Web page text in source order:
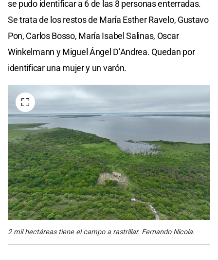
se pudo identificar a 6 de las 8 personas enterradas.
Se trata de los restos de María Esther Ravelo, Gustavo
Pon, Carlos Bosso, María Isabel Salinas, Oscar
Winkelmann y Miguel Ángel D’Andrea. Quedan por
identificar una mujer y un varón.
2 mil hectáreas tiene el campo a rastrillar. Fernando Nicola.